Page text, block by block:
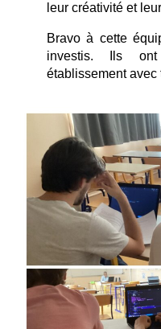
leur créativité et
Bravo à cette
investis. Ils
établissement avec